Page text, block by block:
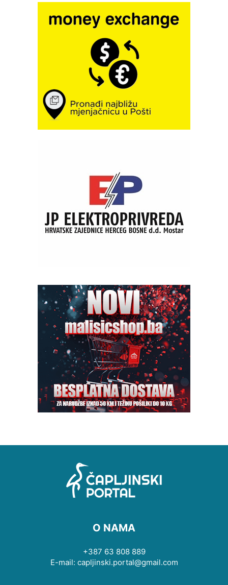
O NAMA
+387 63 808 889
E-mail: capljinski.portal@gmail.com